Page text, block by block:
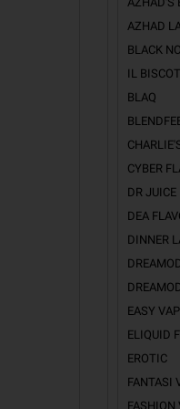
AZHAD
BLACK
IL
BLAQ
CYBER
DR JUICE
DEA
DINNER
EASY
ELIQUID
EROTIC
FANTASI
FASHION